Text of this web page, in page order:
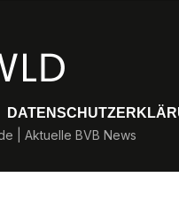
| Aktuelle BVB News